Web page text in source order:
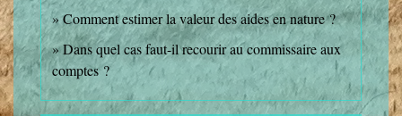
Comment estimer la valeur des aides en nature ?
Dans quel cas faut-il recourir au commissaire aux
comptes ?